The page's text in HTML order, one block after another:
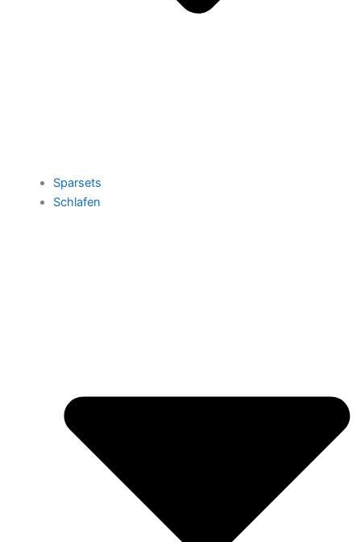
Sparsets
Schlafen